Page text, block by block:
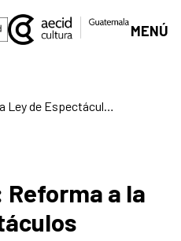
MENÚ
a la